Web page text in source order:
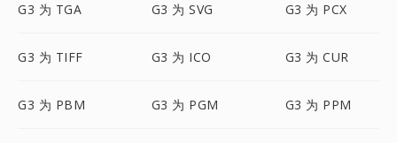
G3 为 TGA G3 为 SVG G3 为 PCX
G3 为 TIFF G3 为 ICO G3 为 CUR
G3 为 PBM G3 为 PGM G3 为 PPM